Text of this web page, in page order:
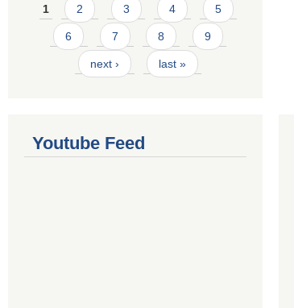
Pages
1 2 3 4 5
6 7 8 9
next › last »
Youtube Feed